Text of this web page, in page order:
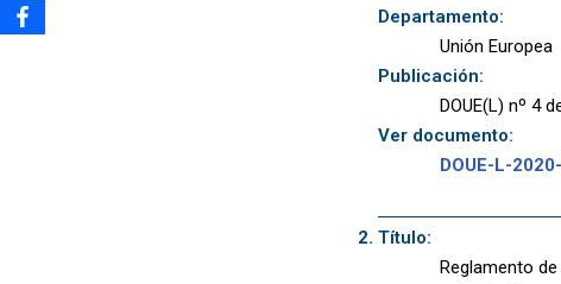
Departamento:
Unión Europea
Publicación:
DOUE(L) nº 4
Ver documento:
DOUE-L-
Título:
Reglamento